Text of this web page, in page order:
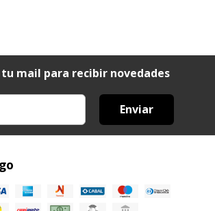
tu mail para recibir novedades
Enviar